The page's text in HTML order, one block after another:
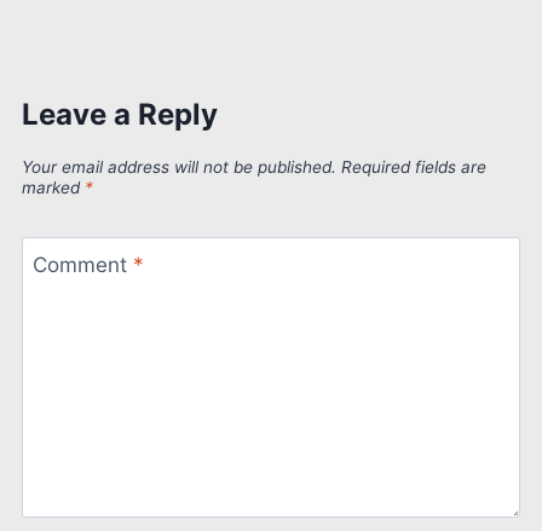
Leave a Reply
Your email address will not be published. Required fields are
marked *
Comment *